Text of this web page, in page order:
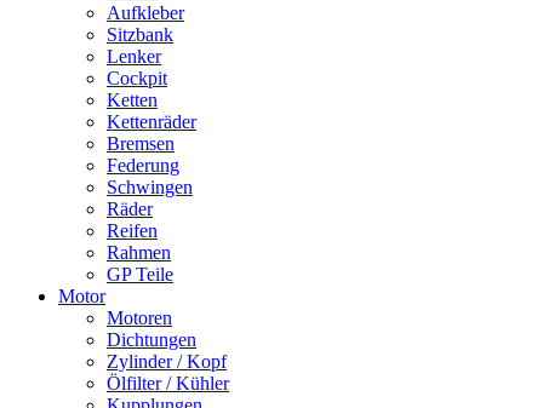
Aufkleber
Sitzbank
Lenker
Cockpit
Ketten
Kettenräder
Bremsen
Federung
Schwingen
Räder
Reifen
Rahmen
GP Teile
Motor
Motoren
Dichtungen
Zylinder / Kopf
Ölfilter / Kühler